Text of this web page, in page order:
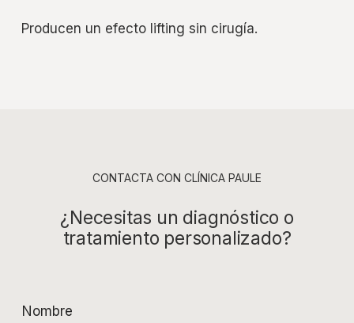
Producen un efecto lifting sin cirugía.
CONTACTA CON CLÍNICA PAULE
¿Necesitas un diagnóstico o
tratamiento personalizado?
Nombre